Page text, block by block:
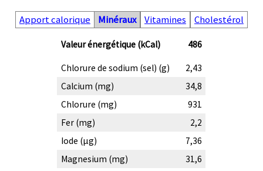
Apport calorique Minéraux Vitamines Cholestérol
Valeur énergétique (kCal) 486
Chlorure de sodium (sel) (g)
2,43
Calcium (mg)
34,8
Chlorure (mg)
931
Fer (mg)
2,2
Iode (µg)
7,36
Magnesium (mg)
31,6